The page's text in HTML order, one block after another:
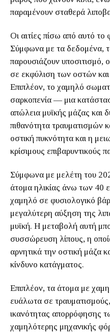
παραμένουν σταθερά
Οι αιτίες πίσω από αυτό το
Σύμφωνα με τα δεδομένα,
παρουσιάζουν υποσιτισμό,
σε εκφύλιση των οστών
Επιπλέον, το χαμηλό
σαρκοπενία — μια
απώλεια μυϊκής μάζας και
πιθανότητα τραυματισμών
οστική πυκνότητα και η
κρίσιμους επιβαρυντικούς
Σύμφωνα με μελέτη του
άτομα ηλικίας άνω των 40
χαμηλό σε φυσιολογικό
μεγαλύτερη αύξηση της
μυϊκή. Η μεταβολή αυτή
συσσώρευση λίπους, η
αρνητικά την οστική μάζα
κίνδυνο κατάγματος.
Επιπλέον, τα άτομα με
ευάλωτα σε
ικανότητας απορρόφησης
χαμηλότερης μηχανικής